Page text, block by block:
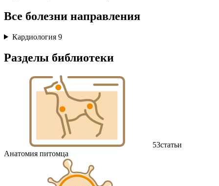
Все болезни направления
Кардиология 9
Разделы библиотеки
53статьи
Анатомия питомца